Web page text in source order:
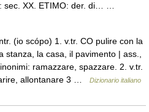
sec. XX. ETIMO: der. di… …
(io scópo) 1. v.tr. CO pulire con la
la casa, il pavimento | ass.,
ramazzare, spazzare. 2. v.tr.
allontanare 3 …
Dizionario italiano